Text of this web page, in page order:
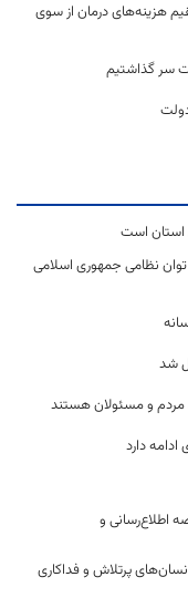
هزینه‌های درمان از سوی
سر گذاشتیم
استان است
نظامی جمهوری اسلامی
شد
مردم و مسئولان هستند
دارد
اطلاع‌رسانی و
پرتلاش و فداکاری